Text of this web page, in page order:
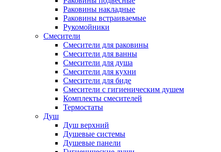
Раковины накладные
Раковины встраиваемые
Рукомойники
Смесители
Смесители для раковины
Смесители для ванны
Смесители для душа
Смесители для кухни
Смесители для биде
Смесители с гигиеническим душем
Комплекты смесителей
Термостаты
Душ
Душ верхний
Душевые системы
Душевые панели